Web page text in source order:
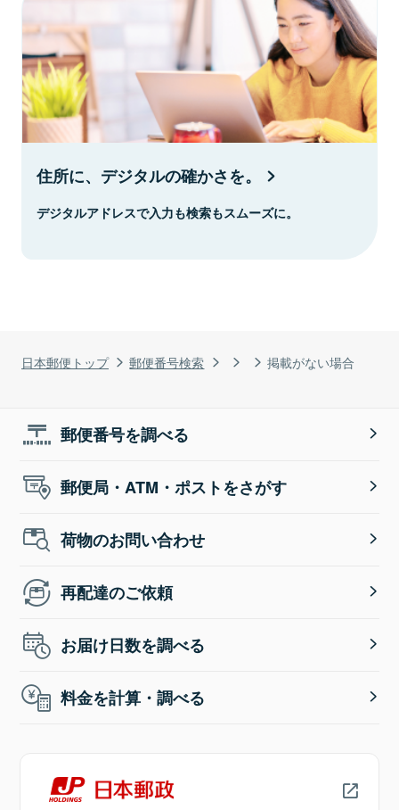
日本郵便トップ 郵便番号検索 掲載がない場合
住所に、デジタルの確かさを。
デジタルアドレスで入力も検索もスムーズに。
郵便番号を調べる
郵便局・ATM・ポストをさがす
荷物のお問い合わせ
再配達のご依頼
お届け日数を調べる
料金を計算・調べる